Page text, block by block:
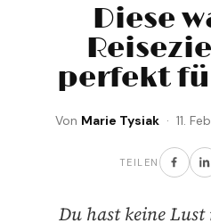
Diese
perfekt
Von Marie Tysiak· 11.
TEILEN
Du hast keine